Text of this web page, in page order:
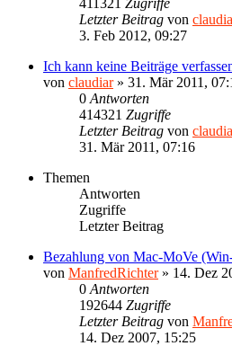
Letzter Beitrag von
3. Feb 2012, 09:27
Ich kann keine Beiträge
von claudiar» 31. Mär 2011,
0 Antworten
414321 Zugriffe
Letzter Beitrag von
31. Mär 2011, 07:16
Themen
Antworten
Zugriffe
Letzter Beitrag
Bezahlung von Mac-MoVe
von ManfredRichter» 14. Dez
0 Antworten
192644 Zugriffe
Letzter Beitrag von
14. Dez 2007, 15:25